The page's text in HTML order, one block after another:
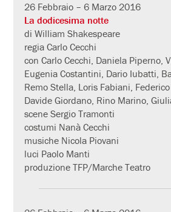
26 Febbraio – 6 Marzo 2016
La dodicesima notte
di William Shakespeare
regia Carlo Cecchi
con Carlo Cecchi, Daniela Piperno,
Eugenia Costantini, Dario Iubatti,
Remo Stella, Loris Fabiani,
Davide Giordano, Rino Marino,
scene Sergio Tramonti
costumi Nanà Cecchi
musiche Nicola Piovani
luci Paolo Manti
produzione TFP/Marche Teatro